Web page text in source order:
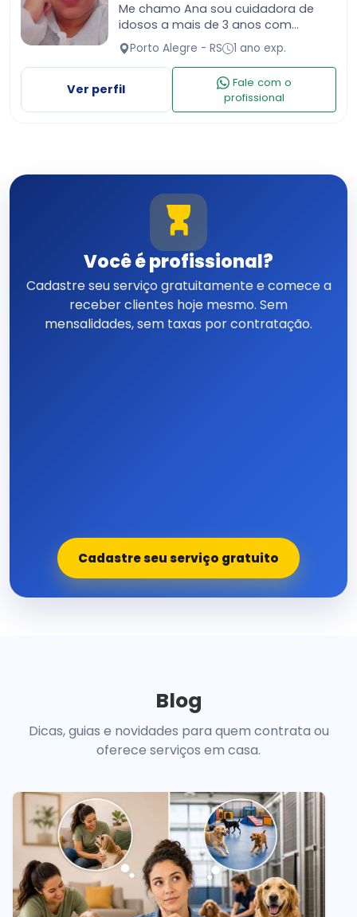
Me chamo Ana sou cuidadora de
idosos a mais de 3 anos com
experiência e referência
Porto Alegre - RS 1 ano exp.
Ver perfil
Fale com o
profissional
Você é profissional?
Cadastre seu serviço gratuitamente e comece a
receber clientes hoje mesmo. Sem
mensalidades, sem taxas por contratação.
Cadastre seu serviço gratuito
Blog
Dicas, guias e novidades para quem contrata ou
oferece serviços em casa.